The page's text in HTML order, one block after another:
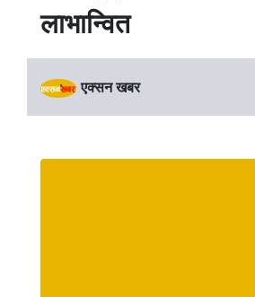
लाभान्वित
एक्सन खबर